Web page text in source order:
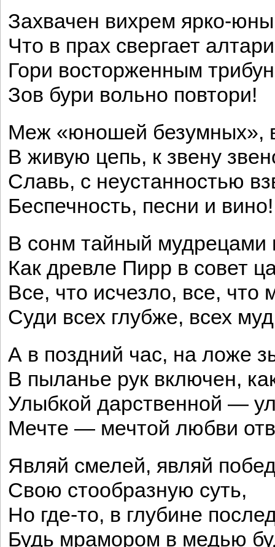
Захвачен вихрем ярко-
Что в прах свергает
Гори восторженным
Зов бури вольно повтори!
Меж «юношей безумных»,
В живую цепь, к звену
Славь, с неустанностью
Беспечность, песни и вино!
В сонм тайный мудрецами
Как древле Пирр в совет
Все, что исчезло, все, что
Суди всех глубже, всех
А в поздний час, на ложе
В пыланье рук включен,
Улыбкой дарственной —
Мечте — мечтой любви
Являй смелей, являй
Свою стообразную суть,
Но где-то, в глубине
Будь мрамором в медью